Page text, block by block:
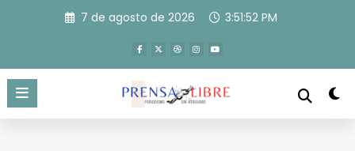
7 de agosto de 2026 3:51:53 PM